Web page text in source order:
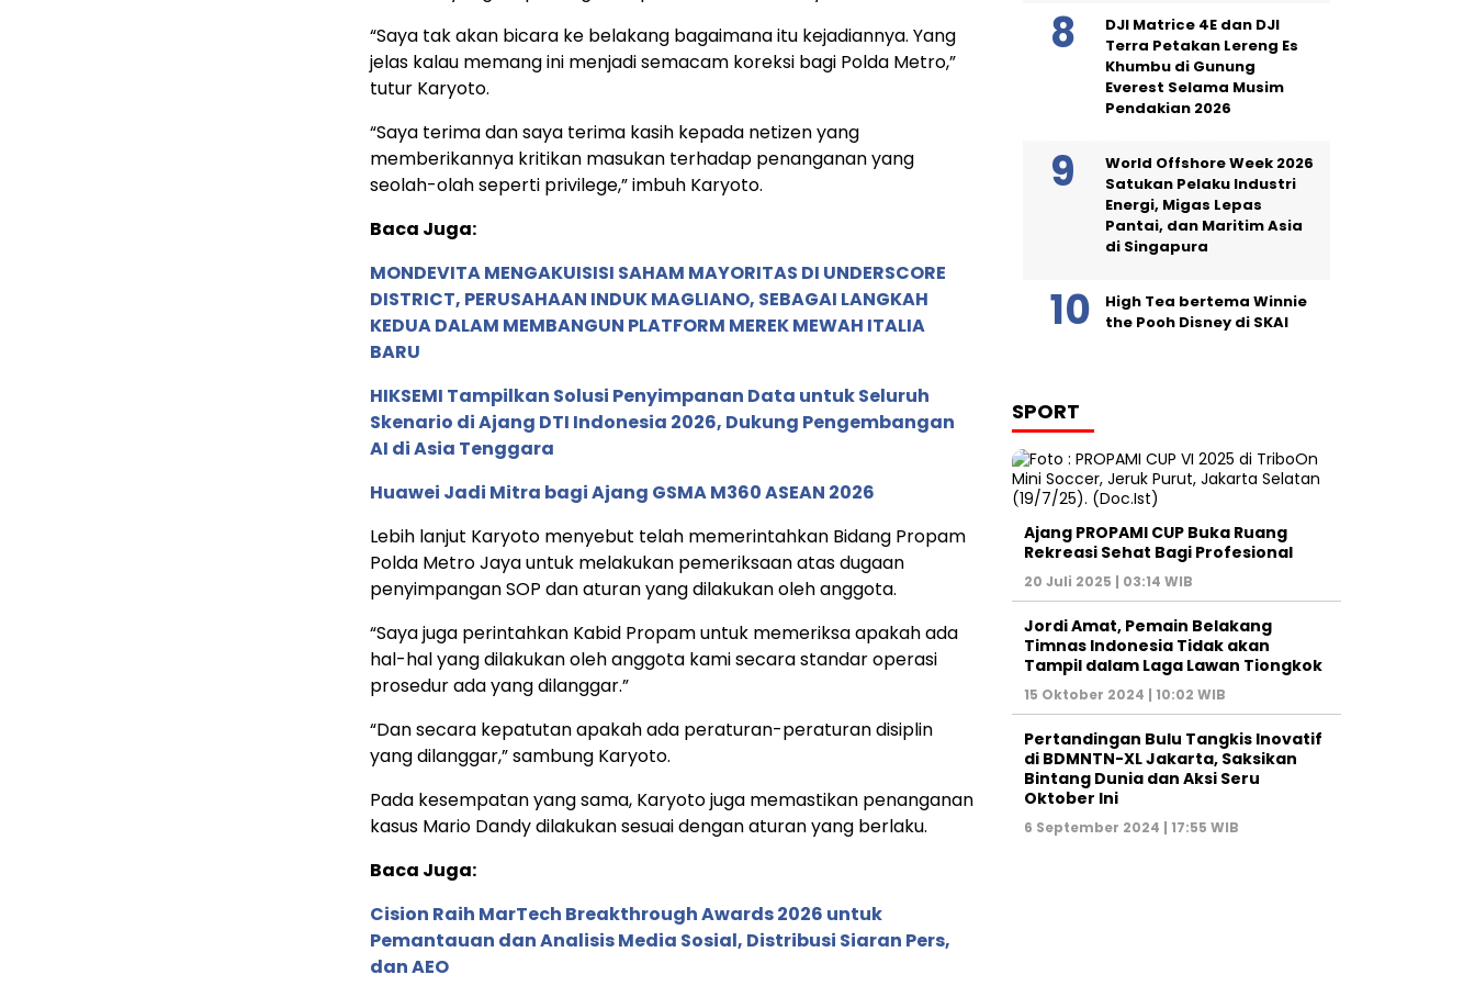
“Saya tak akan bicara ke belakang bagaimana itu kejadiannya. Yang
jelas kalau memang ini menjadi semacam koreksi bagi Polda Metro,”
tutur Karyoto.
“Saya terima dan saya terima kasih kepada netizen yang
memberikannya kritikan masukan terhadap penanganan yang
seolah-olah seperti privilege,” imbuh Karyoto.
Baca Juga:
MONDEVITA MENGAKUISISI SAHAM MAYORITAS DI UNDERSCORE
DISTRICT, PERUSAHAAN INDUK MAGLIANO, SEBAGAI LANGKAH
KEDUA DALAM MEMBANGUN PLATFORM MEREK MEWAH ITALIA
BARU
HIKSEMI Tampilkan Solusi Penyimpanan Data untuk Seluruh
Skenario di Ajang DTI Indonesia 2026, Dukung Pengembangan
AI di Asia Tenggara
Huawei Jadi Mitra bagi Ajang GSMA M360 ASEAN 2026
Lebih lanjut Karyoto menyebut telah memerintahkan Bidang Propam
Polda Metro Jaya untuk melakukan pemeriksaan atas dugaan
penyimpangan SOP dan aturan yang dilakukan oleh anggota.
“Saya juga perintahkan Kabid Propam untuk memeriksa apakah ada
hal-hal yang dilakukan oleh anggota kami secara standar operasi
prosedur ada yang dilanggar.”
“Dan secara kepatutan apakah ada peraturan-peraturan disiplin
yang dilanggar,” sambung Karyoto.
Pada kesempatan yang sama, Karyoto juga memastikan penanganan
kasus Mario Dandy dilakukan sesuai dengan aturan yang berlaku.
Baca Juga:
Cision Raih MarTech Breakthrough Awards 2026 untuk
Pemantauan dan Analisis Media Sosial, Distribusi Siaran Pers,
dan AEO
DJI Matrice 4E dan DJI
Terra Petakan Lereng Es
Khumbu di Gunung
Everest Selama Musim
Pendakian 2026
World Offshore Week 2026
Satukan Pelaku Industri
Energi, Migas Lepas
Pantai, dan Maritim Asia
di Singapura
High Tea bertema Winnie
the Pooh Disney di SKAI
SPORT
Ajang PROPAMI CUP Buka Ruang
Rekreasi Sehat Bagi Profesional
20 Juli 2025 | 03:14 WIB
Jordi Amat, Pemain Belakang
Timnas Indonesia Tidak akan
Tampil dalam Laga Lawan Tiongkok
15 Oktober 2024 | 10:02 WIB
Pertandingan Bulu Tangkis Inovatif
di BDMNTN-XL Jakarta, Saksikan
Bintang Dunia dan Aksi Seru
Oktober Ini
6 September 2024 | 17:55 WIB